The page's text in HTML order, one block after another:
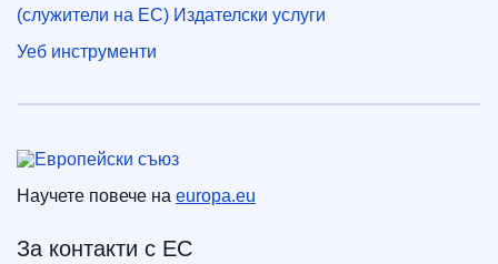
(служители на ЕС) Издателски услуги
Уеб инструменти
Европейски съюз
Научете повече на europa.eu
За контакти с ЕС